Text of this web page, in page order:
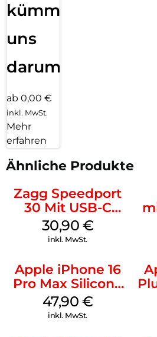
kümmern
uns
darum!
ab 0,00 €
inkl. MwSt.
Mehr
erfahren
Ähnliche Produkte
Zagg Speedport
30 Mit USB-C
Kabel Weiß
30,90 €
inkl. MwSt.
Apple iPhone 16
Pro Max Silicone
Case MagSafe
Black
47,90 €
inkl. MwSt.